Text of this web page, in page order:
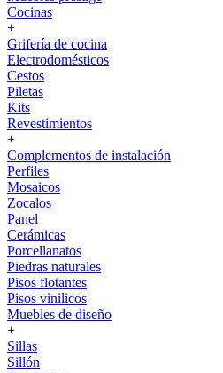
Cocinas
+
Grifería de cocina
Electrodomésticos
Cestos
Piletas
Kits
Revestimientos
+
Complementos de instalación
Perfiles
Mosaicos
Zocalos
Panel
Cerámicas
Porcellanatos
Piedras naturales
Pisos flotantes
Pisos vinilicos
Muebles de diseño
+
Sillas
Sillón